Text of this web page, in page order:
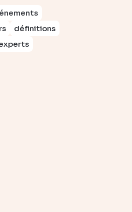
définitions